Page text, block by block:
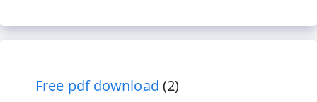
Free pdf download (2)